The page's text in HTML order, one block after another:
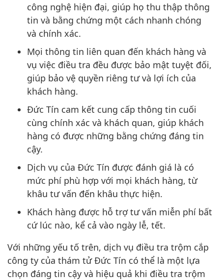
công nghệ hiện đại, giúp họ thu thập thông
tin và bằng chứng một cách nhanh chóng
và chính xác.
Mọi thông tin liên quan đến khách hàng và
vụ việc điều tra đều được bảo mật tuyệt đối,
giúp bảo vệ quyền riêng tư và lợi ích của
khách hàng.
Đức Tín cam kết cung cấp thông tin cuối
cùng chính xác và khách quan, giúp khách
hàng có được những bằng chứng đáng tin
cậy.
Dịch vụ của Đức Tín được đánh giá là có
mức phí phù hợp với mọi khách hàng, từ
khâu tư vấn đến khâu thực hiện.
Khách hàng được hỗ trợ tư vấn miễn phí bất
cứ lúc nào, kể cả vào ngày lễ, tết.
Với những yếu tố trên, dịch vụ điều tra trộm cắp
công ty của thám tử Đức Tín có thể là một lựa
chọn đáng tin cậy và hiệu quả khi điều tra trộm